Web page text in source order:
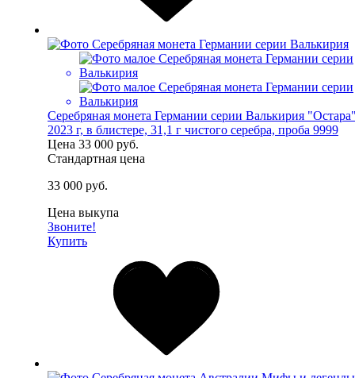
Серебряная монета Германии серии Валькирия
2023 г, в блистере, 31,1 г чистого серебра, проба 9999
Цена 33 000 руб.
Стандартная цена
33 000 руб.
Цена выкупа
Звоните!
Купить